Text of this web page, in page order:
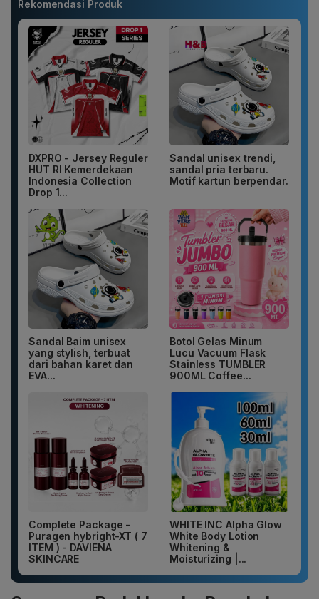
Rekomendasi Produk
DXPRO - Jersey Reguler
HUT RI Kemerdekaan
Indonesia Collection
Drop 1...
Sandal unisex trendi,
sandal pria terbaru.
Motif kartun berpendar.
Sandal Baim unisex
yang stylish, terbuat
dari bahan karet dan
EVA...
Botol Gelas Minum
Lucu Vacuum Flask
Stainless TUMBLER
900ML Coffee...
Complete Package -
Puragen hybright-XT ( 7
ITEM ) - DAVIENA
SKINCARE
WHITE INC Alpha Glow
White Body Lotion
Whitening &
Moisturizing |...